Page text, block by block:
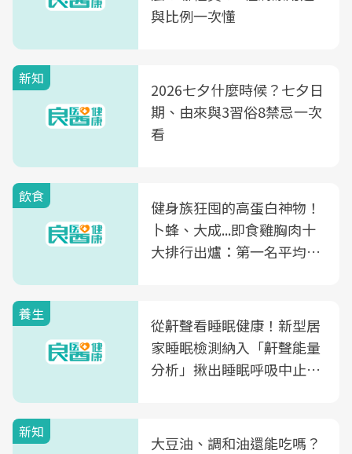
與比例一次懂
新知
2026七夕什麼時候？七夕日
期、由來與3習俗8禁忌一次
看
飲食
健身族狂囤的高蛋白神物！
卜蜂、大成...即食雞胸肉十
大排行出爐：第一名平均一
養生
從鼾聲看睡眠健康！新型居
家睡眠檢測納入「鼾聲能量
分析」揪出睡眠呼吸中止症
新知
大豆油、調和油還能吃嗎？